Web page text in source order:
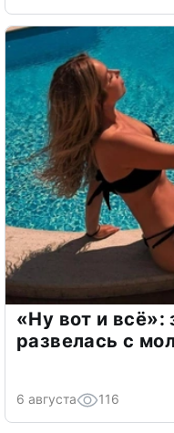
«Ну вот и
развелась с
6 августа 116